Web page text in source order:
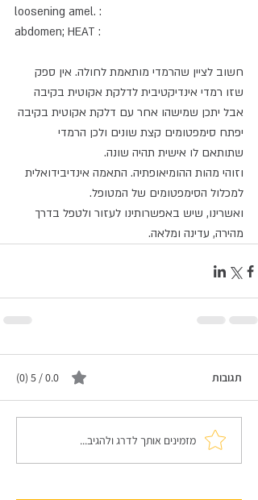
loosening amel. :
abdomen; HEAT :
חשוב לציין שהרמדי מותאמת לחולה. אין ספק
שזו רמדי אינדיקטיבית לדלקת אקוטית בקיבה
אבל יתכן שמישהו אחר עם דלקת אקוטית בקיבה
יפתח סימפטומים קצת שונים ולכן הרמדי
שתותאם לו אישית תהיה שונה.
וזוהי מהות ההומיאופתיה. התאמה אינדיבידואלית
למכלול הסימפטומים של המטופל.
ואשרינו, שיש באפשרותינו לעזור ולטפל בדרך
מהירה, עדינה ומלאה.
תגובות 0.0 / 5 ‏(0)
מזמינים אותך לדרג ולהגיב...